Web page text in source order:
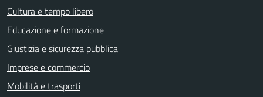
Cultura e tempo libero
Educazione e formazione
Giustizia e sicurezza pubblica
Imprese e commercio
Mobilità e trasporti